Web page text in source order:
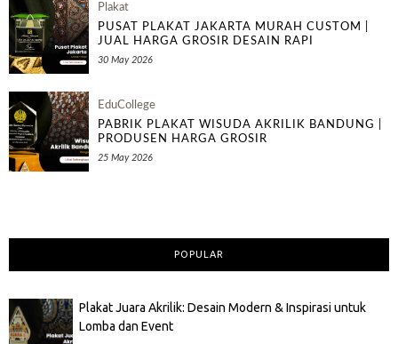
Plakat
PUSAT PLAKAT JAKARTA MURAH CUSTOM |
JUAL HARGA GROSIR DESAIN RAPI
30 May 2026
EduCollege
PABRIK PLAKAT WISUDA AKRILIK BANDUNG |
PRODUSEN HARGA GROSIR
25 May 2026
POPULAR
Plakat Juara Akrilik: Desain Modern & Inspirasi untuk
Lomba dan Event